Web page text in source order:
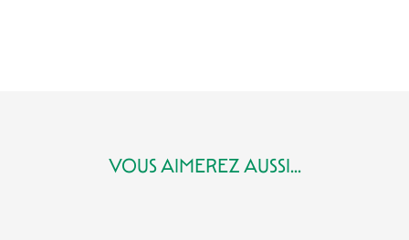
VOUS AIMEREZ AUSSI...